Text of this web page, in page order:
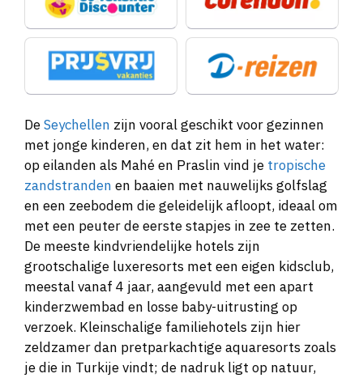
DeSeychellen zijn vooral geschikt voor gezinnen
met jonge kinderen, en dat zit hem in het water:
op eilanden als Mahé en Praslin vind je tropische
zandstranden en baaien met nauwelijks golfslag
en een zeebodem die geleidelijk afloopt, ideaal om
met een peuter de eerste stapjes in zee te zetten.
De meeste kindvriendelijke hotels zijn
grootschalige luxeresorts met een eigen kidsclub,
meestal vanaf 4 jaar, aangevuld met een apart
kinderzwembad en losse baby-uitrusting op
verzoek. Kleinschalige familiehotels zijn hier
zeldzamer dan pretparkachtige aquaresorts zoals
je die in Turkije vindt; de nadruk ligt op natuur,